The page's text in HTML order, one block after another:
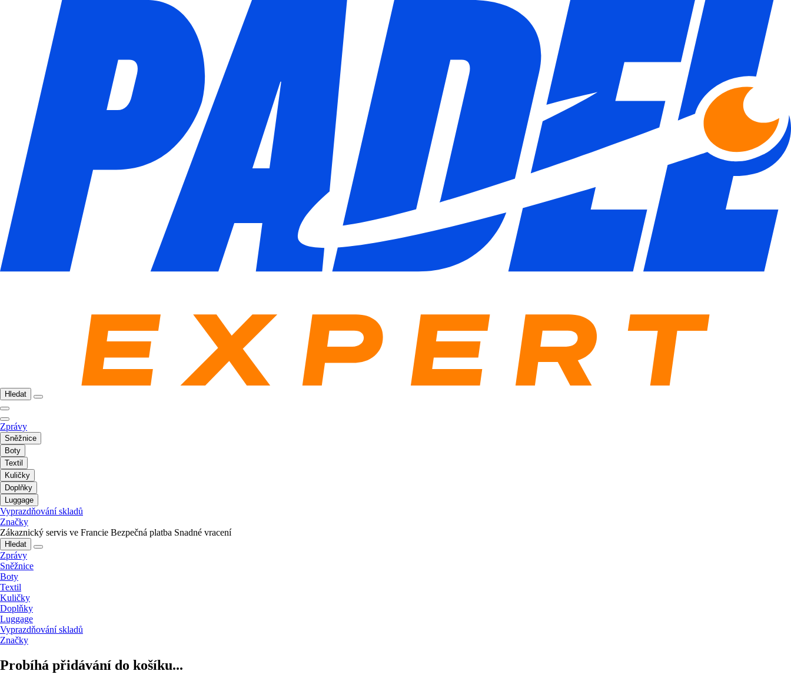
Hledat
Zprávy
Sněžnice
Boty
Textil
Kuličky
Doplňky
Luggage
Vyprazdňování skladů
Značky
Zákaznický servis ve Francie Bezpečná platba Snadné vracení
Hledat
Zprávy
Sněžnice
Boty
Textil
Kuličky
Doplňky
Luggage
Vyprazdňování skladů
Značky
Probíhá přidávání do košíku...